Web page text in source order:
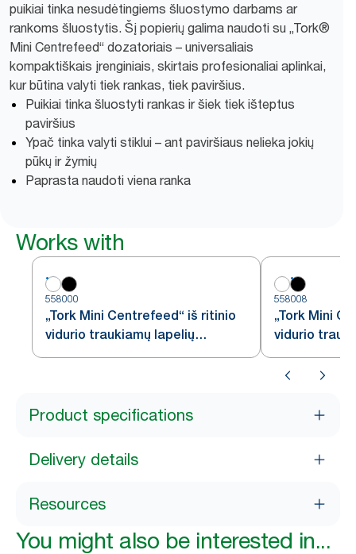
puikiai tinka nesudėtingiems šluostymo darbams ar
rankoms šluostytis. Šį popierių galima naudoti su „Tork®
Mini Centrefeed“ dozatoriais – universaliais
kompaktiškais įrenginiais, skirtais profesionaliai aplinkai,
kur būtina valyti tiek rankas, tiek paviršius.
Puikiai tinka šluostyti rankas ir šiek tiek išteptus
paviršius
Ypač tinka valyti stiklui – ant paviršiaus nelieka jokių
pūkų ir žymių
Paprasta naudoti viena ranka
Works with
558000
„Tork Mini Centrefeed“ iš ritinio
vidurio traukiamų lapelių
dozatorius, baltas, M1
558008
„Tork Mini
vidurio
dozatorius,
Product specifications
Delivery details
Resources
You might also be interested in...